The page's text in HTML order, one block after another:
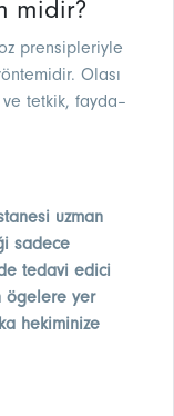
midir?
prensipleriyle
Olası
tetkik, fayda–
uzman
sadece
tedavi edici
ögelere yer
hekiminize